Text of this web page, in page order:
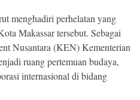
menghadiri perhelatan yang
Makassar tersebut. Sebagai
Nusantara (KEN) Kementerian
ruang pertemuan budaya,
internasional di bidang